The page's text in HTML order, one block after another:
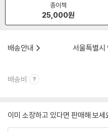
종이책
25,000원
배송안내
서울특별시
배송비
이미 소장하고 있다면 판매해 보세